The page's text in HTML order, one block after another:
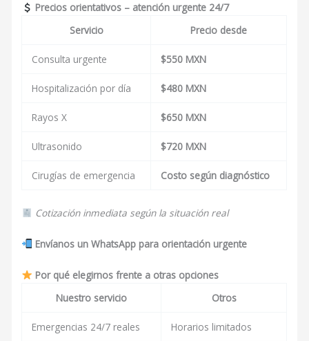
Precios orientativos – atención urgente 24/7
Servicio
Precio desde
Consulta urgente $550 MXN
Hospitalización por día $480 MXN
Rayos X $650 MXN
Ultrasonido $720 MXN
Cirugías de emergencia Costo según diagnóstico
Cotización inmediata según la situación real
Envíanos un WhatsApp para orientación urgente
Por qué elegirnos frente a otras opciones
Nuestro servicio
Otros
Emergencias 24/7 reales Horarios limitados